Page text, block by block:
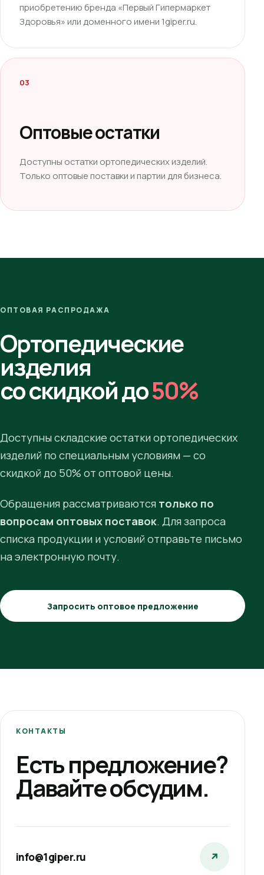
приобретению бренда «Первый Гипермаркет
Здоровья» или доменного имени 1giper.ru.
03
Оптовые остатки
Доступны остатки ортопедических изделий.
Только оптовые поставки и партии для бизнеса.
ОПТОВАЯ РАСПРОДАЖА
Ортопедические
изделия
со скидкой до50%
Доступны складские остатки ортопедических
изделий по специальным условиям — со
скидкой до 50% от оптовой цены.
Обращения рассматриваются только по
вопросам оптовых поставок. Для запроса
списка продукции и условий отправьте письмо
на электронную почту.
Запросить оптовое предложение
КОНТАКТЫ
Есть предложение?
Давайте обсудим.
info@1giper.ru ↗